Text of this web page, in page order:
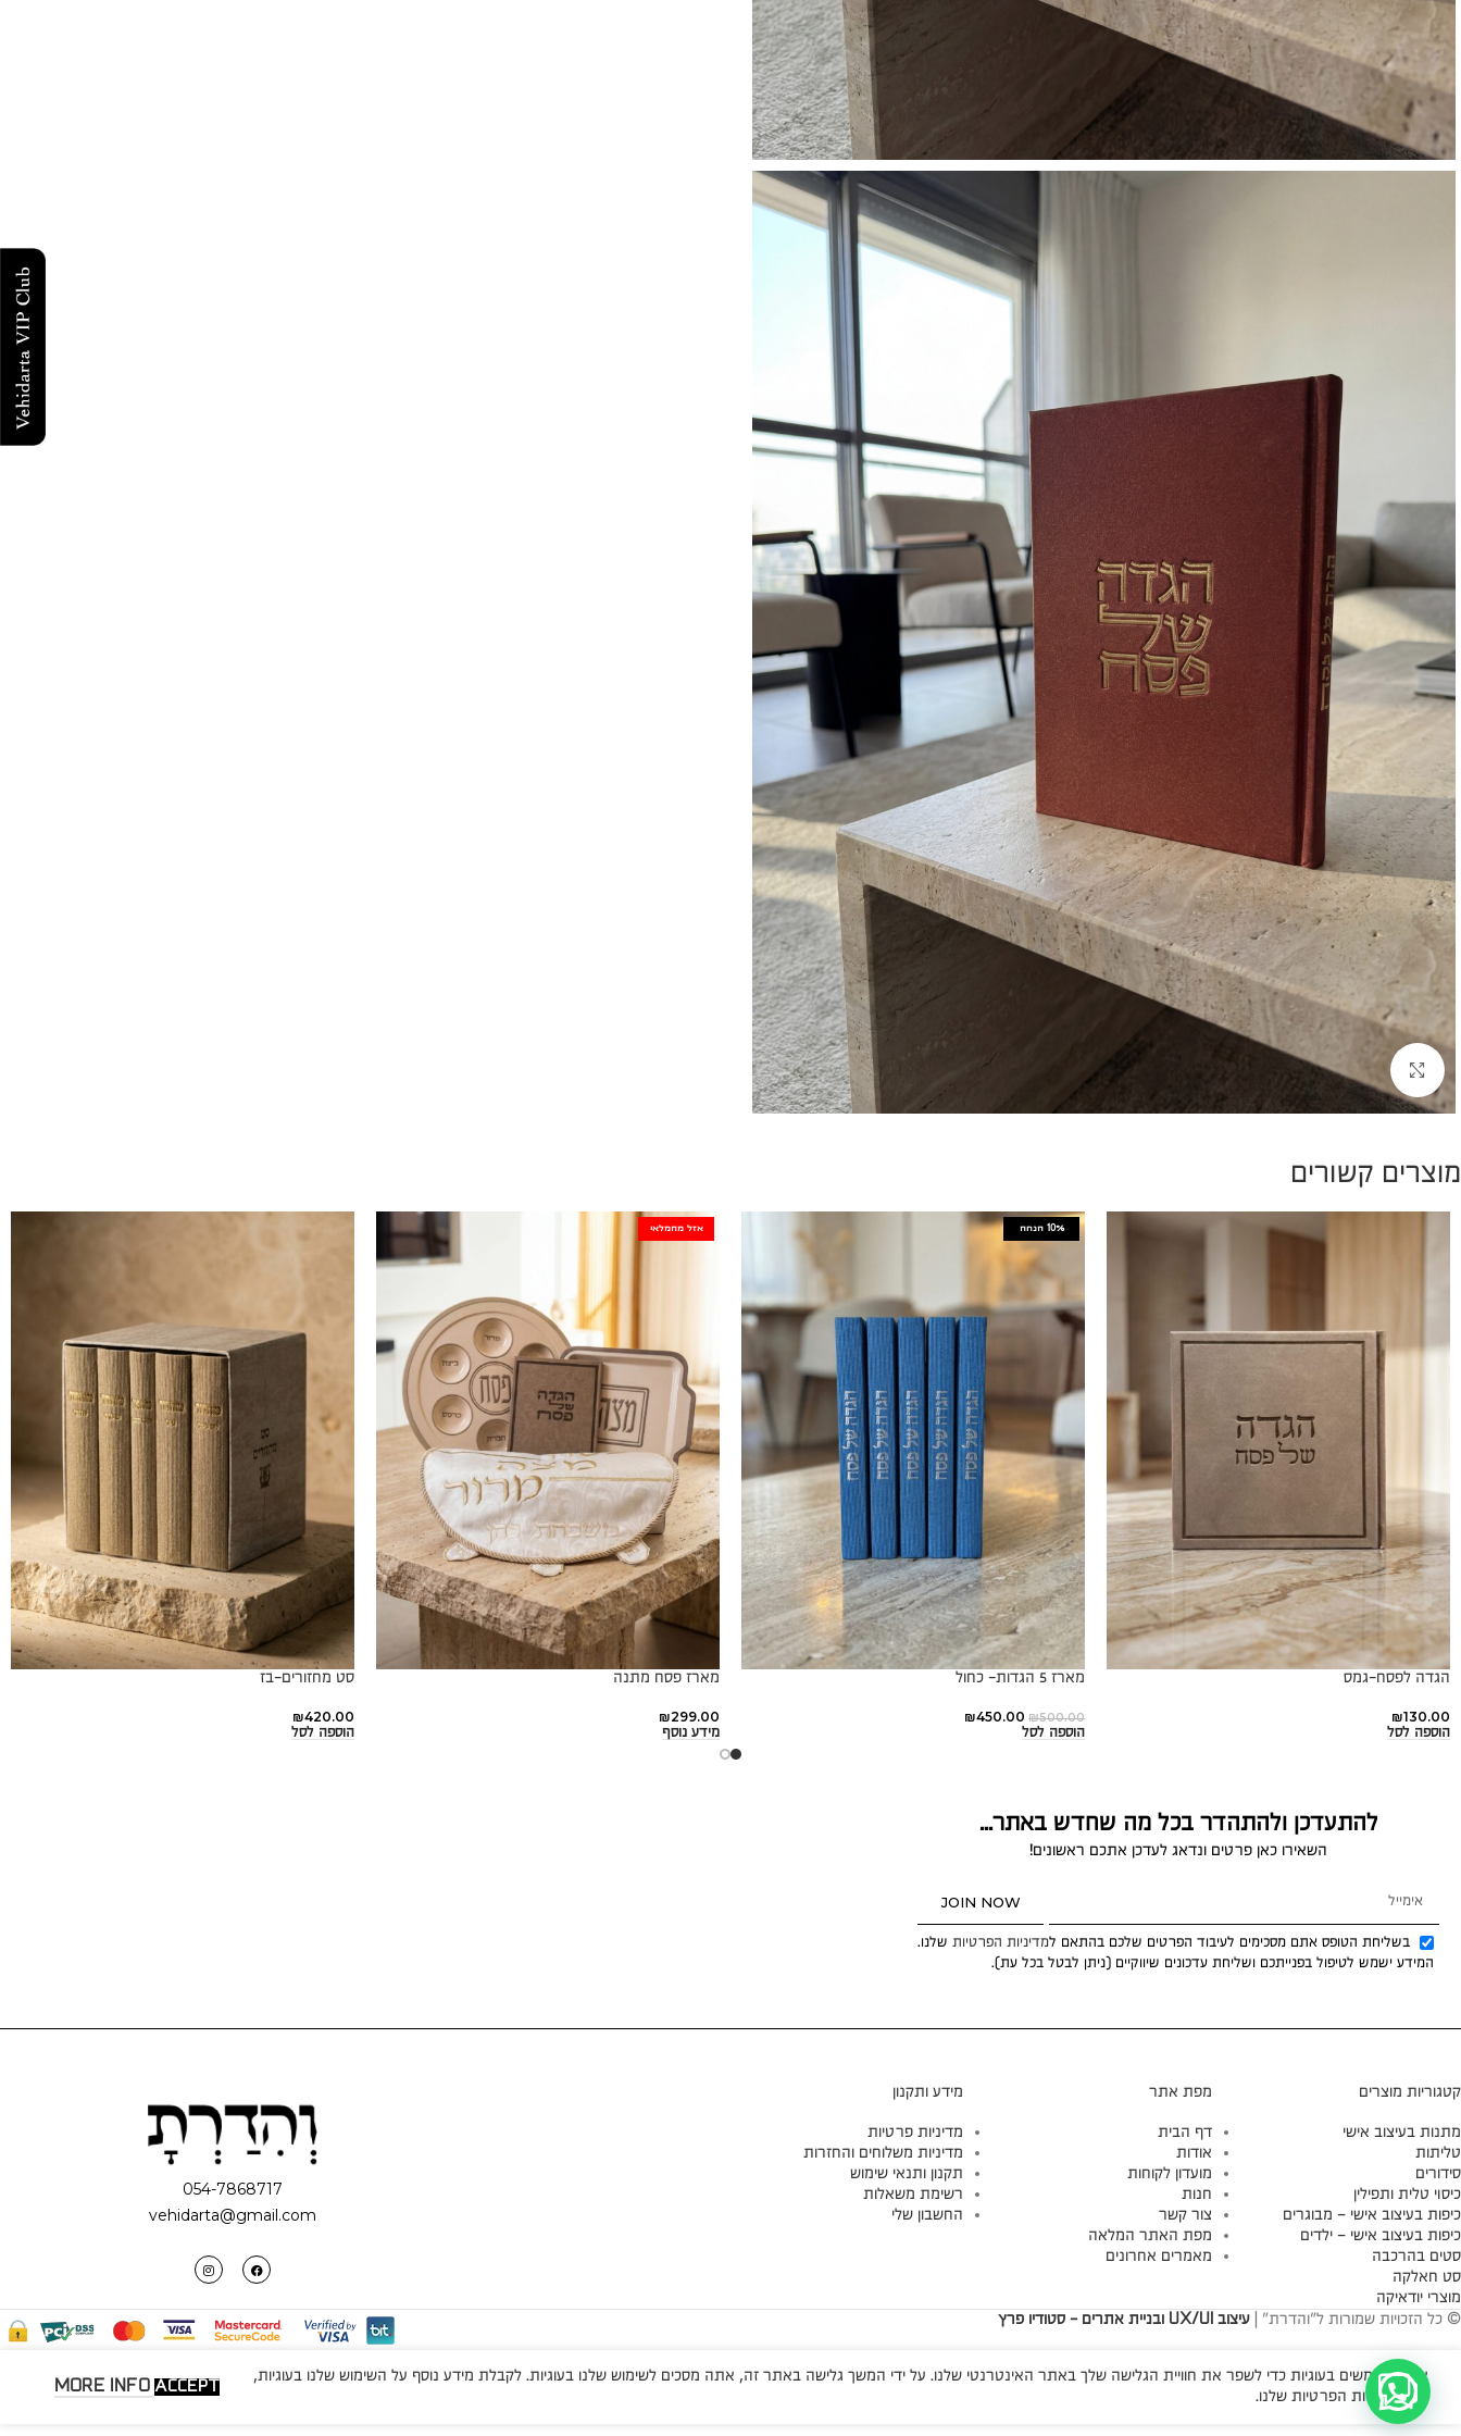
להגדלת התמונה
מוצרים קשורים
הגדה לפסח-גמס
₪130.00
הוספה לסל
10% הנחה
מארז 5 הגדות- כחול
₪500.00
₪450.00
הוספה לסל
אזל מהמלאי
מארז פסח מתנה
₪299.00
מידע נוסף
סט מחזורים-בז
₪420.00
הוספה לסל
להתעדכן ולהתהדר בכל מה שחדש באתר...
השאירו כאן פרטים ונדאג לעדכן אתכם ראשונים!
בשליחת הטופס אתם מסכימים לעיבוד הפרטים שלכם בהתאם למדיניות הפרטיות שלנו.
המידע ישמש לטיפול בפנייתכם ושליחת עדכונים שיווקיים (ניתן לבטל בכל עת).
JOIN NOW
קטגוריות מוצרים
מתנות בעיצוב אישי
טליתות
סידורים
כיסוי טלית ותפילין
כיפות בעיצוב אישי – מבוגרים
כיפות בעיצוב אישי – ילדים
סטים בהרכבה
סט חאלקה
מוצרי יודאיקה
מפת אתר
דף הבית
אודות
מועדון לקוחות
חנות
צור קשר
מפת האתר המלאה
מאמרים אחרונים
מידע ותקנון
מדיניות פרטיות
מדיניות משלוחים והחזרות
תקנון ותנאי שימוש
רשימת משאלות
החשבון שלי
054-7868717
vehidarta@gmail.com
© כל הזכויות שמורות ל"והדרת" | עיצוב UX/UI ובניית אתרים - סטודיו פרץ
אנו משתמשים בעוגיות כדי לשפר את חוויית הגלישה שלך באתר האינטרנטי שלנו. על ידי המשך גלישה באתר זה, אתה מסכים לשימוש שלנו בעוגיות. לקבלת מידע נוסף על השימוש שלנו בעוגיות,
עיין במדיניות הפרטיות שלנו.
MORE INFO ACCEPT